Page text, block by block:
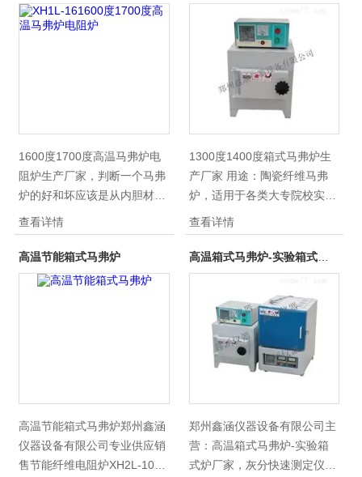
1600度1700度高温马弗炉电
阻炉生产厂家，判断一个马弗
炉的好和坏应该是从内胆材质
和性能决定，内胆材质好些
的，隔热性能，保温性能，升
温速率，
查看详情
1300度1400度箱式马弗炉生
产厂家 用途：陶瓷纤维马弗
炉，适用于各类大专院校实验
室、工矿企业化验室，供化学
分析，物理测定以及金属、陶
瓷的烧结和溶解、小型工件等
的加热，焙烧、烘干、热处理
查看详情
高温节能箱式马弗炉
高温节能箱式马弗炉郑州鑫涵
仪器设备有限公司专业供应销
售节能纤维电阻炉XH2L-10厂
高温箱式马弗炉-实验箱式炉厂家
郑州鑫涵仪器设备有限公司主
营：高温箱式马弗炉-实验箱
式炉厂家，灰分快速测定仪，